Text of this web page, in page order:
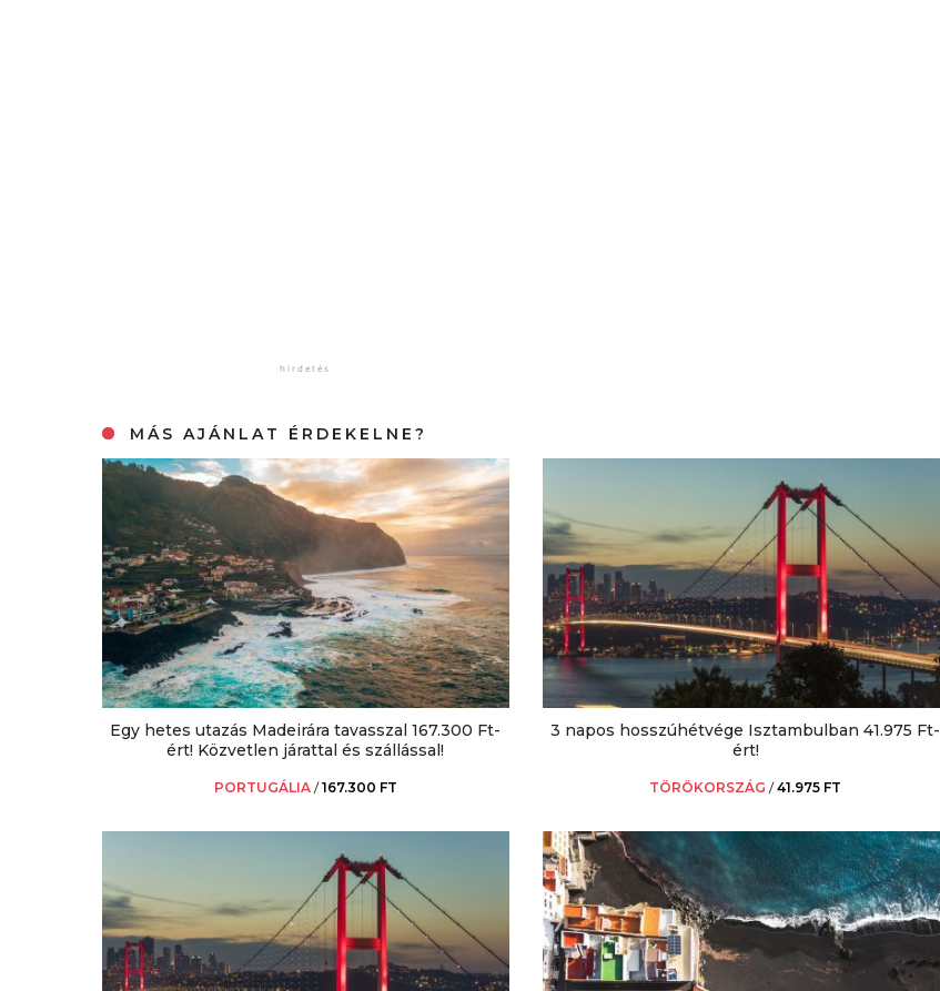
MÁS AJÁNLAT ÉRDEKELNE?
Egy hetes utazás Madeirára tavasszal 167.300 Ft-
ért! Közvetlen járattal és szállással!
PORTUGÁLIA /167.300 FT
3 napos hosszúhétvége Isztambulban 41.975 Ft-
ért!
TÖRÖKORSZÁG /41.975 FT